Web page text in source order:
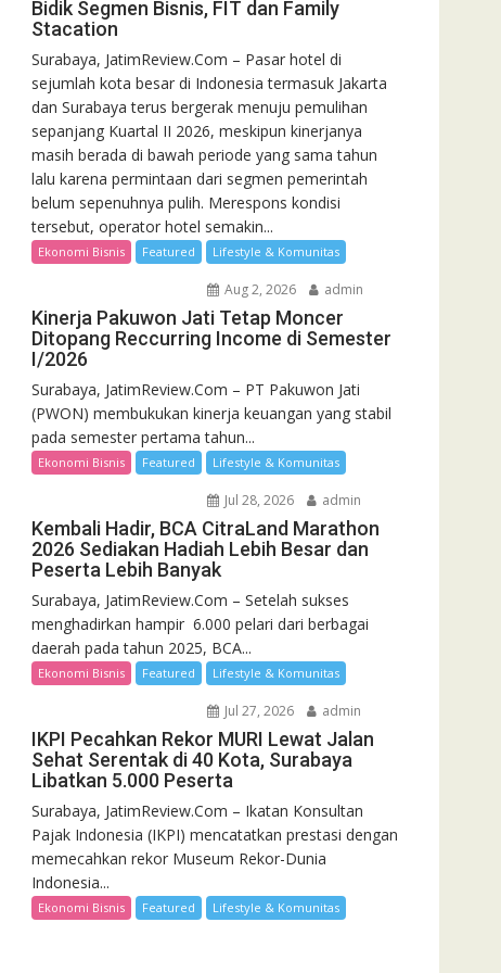
Bidik Segmen Bisnis, FIT dan Family
Stacation
Surabaya, JatimReview.Com – Pasar hotel di
sejumlah kota besar di Indonesia termasuk Jakarta
dan Surabaya terus bergerak menuju pemulihan
sepanjang Kuartal II 2026, meskipun kinerjanya
masih berada di bawah periode yang sama tahun
lalu karena permintaan dari segmen pemerintah
belum sepenuhnya pulih. Merespons kondisi
tersebut, operator hotel semakin...
Ekonomi Bisnis Featured Lifestyle & Komunitas
Aug 2, 2026 admin
Kinerja Pakuwon Jati Tetap Moncer
Ditopang Reccurring Income di Semester
I/2026
Surabaya, JatimReview.Com – PT Pakuwon Jati
(PWON) membukukan kinerja keuangan yang stabil
pada semester pertama tahun...
Ekonomi Bisnis Featured Lifestyle & Komunitas
Jul 28, 2026 admin
Kembali Hadir, BCA CitraLand Marathon
2026 Sediakan Hadiah Lebih Besar dan
Peserta Lebih Banyak
Surabaya, JatimReview.Com – Setelah sukses
menghadirkan hampir 6.000 pelari dari berbagai
daerah pada tahun 2025, BCA...
Ekonomi Bisnis Featured Lifestyle & Komunitas
Jul 27, 2026 admin
IKPI Pecahkan Rekor MURI Lewat Jalan
Sehat Serentak di 40 Kota, Surabaya
Libatkan 5.000 Peserta
Surabaya, JatimReview.Com – Ikatan Konsultan
Pajak Indonesia (IKPI) mencatatkan prestasi dengan
memecahkan rekor Museum Rekor-Dunia
Indonesia...
Ekonomi Bisnis Featured Lifestyle & Komunitas